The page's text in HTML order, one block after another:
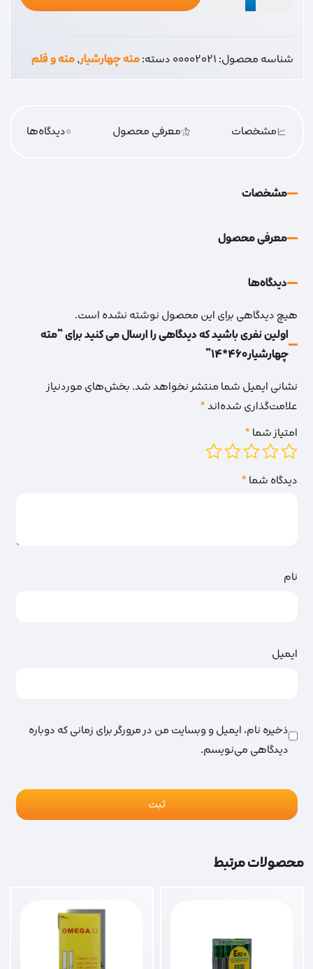
شناسه محصول:00002021دسته:مته چهارشیار,مته و قلم
مشخصات معرفی محصول 0دیدگاه‌‌ها
مشخصات
معرفی محصول
دیدگاه‌‌ها
هیچ دیدگاهی برای این محصول نوشته نشده است.
اولین نفری باشید که دیدگاهی را ارسال می کنید برای “مته
چهارشیار460*14”
نشانی ایمیل شما منتشر نخواهد شد.بخش‌های موردنیاز
علامت‌گذاری شده‌اند*
امتیاز شما*
دیدگاه شما*
نام
ایمیل
ذخیره نام، ایمیل و وبسایت من در مرورگر برای زمانی که دوباره
دیدگاهی می‌نویسم.
محصولات مرتبط